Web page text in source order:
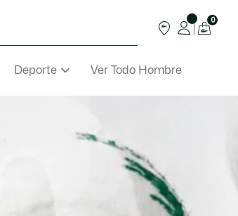
0
Deporte Ver Todo Hombre